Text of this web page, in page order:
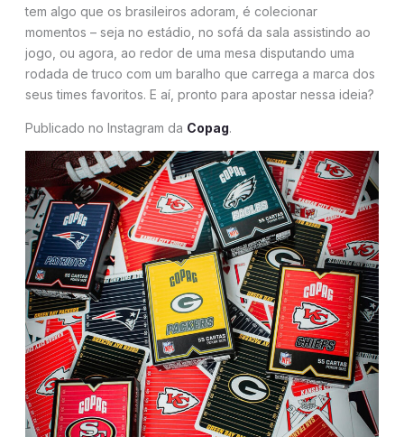
tem algo que os brasileiros adoram, é colecionar
momentos – seja no estádio, no sofá da sala assistindo ao
jogo, ou agora, ao redor de uma mesa disputando uma
rodada de truco com um baralho que carrega a marca dos
seus times favoritos. E aí, pronto para apostar nessa ideia?
Publicado no Instagram da Copag.